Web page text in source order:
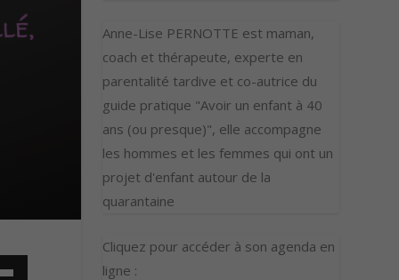
Anne-Lise PERNOTTE est maman,
coach et thérapeute, experte en
parentalité tardive et co-autrice du
guide pratique "Avoir un enfant à 40
ans (ou presque)", elle accompagne
les hommes et les femmes qui ont un
projet d'enfant autour de la
quarantaine
Cliquez pour accéder à son agenda en
ligne :